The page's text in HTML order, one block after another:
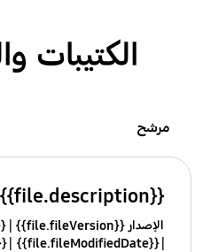
الكتيبات
مرشح
{{file.description}}
الإصدار {{file.fileVersion}}
MB
{{file.fileModifiedDate}}